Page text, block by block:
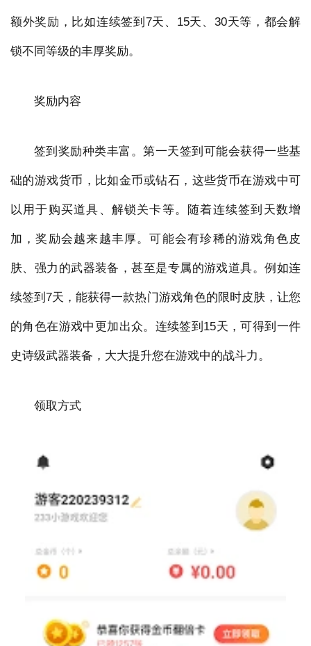
额外奖励，比如连续签到7天、15天、30天等，都会解
锁不同等级的丰厚奖励。
奖励内容
签到奖励种类丰富。第一天签到可能会获得一些基
础的游戏货币，比如金币或钻石，这些货币在游戏中可
以用于购买道具、解锁关卡等。随着连续签到天数增
加，奖励会越来越丰厚。可能会有珍稀的游戏角色皮
肤、强力的武器装备，甚至是专属的游戏道具。例如连
续签到7天，能获得一款热门游戏角色的限时皮肤，让您
的角色在游戏中更加出众。连续签到15天，可得到一件
史诗级武器装备，大大提升您在游戏中的战斗力。
领取方式